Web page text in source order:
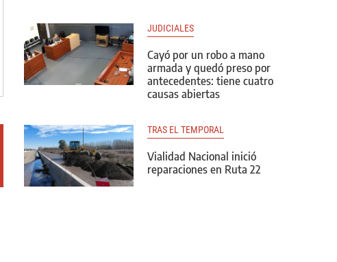
JUDICIALES
Cayó por un robo a mano
armada y quedó preso por
antecedentes: tiene cuatro
causas abiertas
TRAS EL TEMPORAL
Vialidad Nacional inició
reparaciones en Ruta 22